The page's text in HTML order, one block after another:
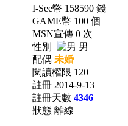
I-See幣 158590 錢
GAME幣 100 個
MSN宣傳 0 次
性別
男
配偶 未婚
閱讀權限 120
註冊 2014-9-13
註冊天數 4346
狀態 離線